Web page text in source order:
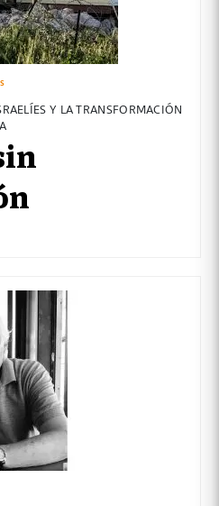
Y LA TRANSFORMACIÓN